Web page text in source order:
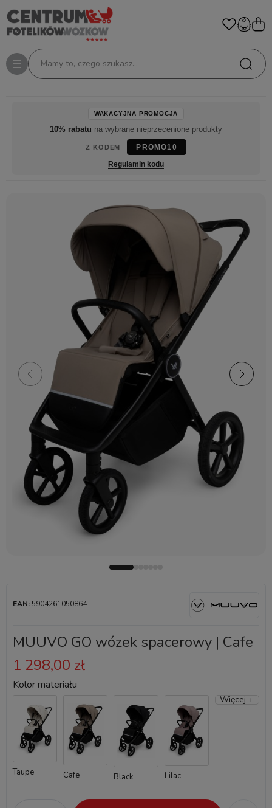
Mamy to, czego szukasz...
WAKACYJNA PROMOCJA
10% rabatu na wybrane nieprzecenione produkty
Z KODEM
PROMO10
Regulamin kodu
EAN:5904261050864
MUUVO GO wózek spacerowy | Cafe
1 298,00 zł
Kolor materiału
Taupe Cafe Black Lilac
Więcej +